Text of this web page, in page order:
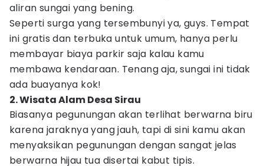
aliran sungai yang bening.
Seperti surga yang tersembunyi ya, guys. Tempat
ini gratis dan terbuka untuk umum, hanya perlu
membayar biaya parkir saja kalau kamu
membawa kendaraan. Tenang aja, sungai ini tidak
ada buayanya kok!
2. Wisata Alam Desa Sirau
Biasanya pegunungan akan terlihat berwarna biru
karena jaraknya yang jauh, tapi di sini kamu akan
menyaksikan pegunungan dengan sangat jelas
berwarna hijau tua disertai kabut tipis.